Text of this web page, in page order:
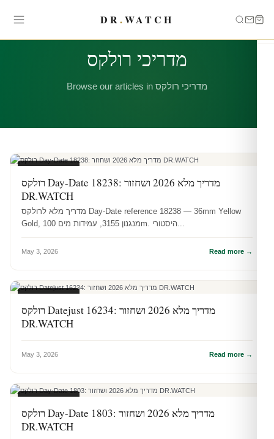
DR.WATCH
מדריכי רולקס
Browse our articles in מדריכי רולקס
רולקס Day-Date 18238: מדריך מלא 2026 ושחזור
DR.WATCH
מדריך מלא לרולקס Day-Date reference 18238 — 36mm Yellow
Gold, מנגנון 3155, עמידות מים 100m. היסטורי...
May 3, 2026 Read more →
רולקס Datejust 16234: מדריך מלא 2026 ושחזור
DR.WATCH
May 3, 2026 Read more →
רולקס Day-Date 1803: מדריך מלא 2026 ושחזור
DR.WATCH